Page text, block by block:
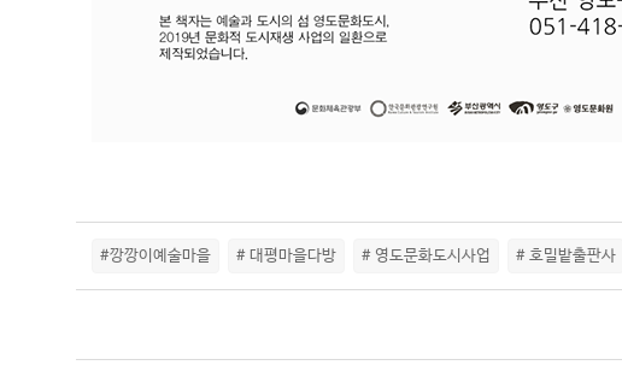
#깡깡이예술마을 # 대평마을다방 # 영도문화도시사업 # 호밀밭출판사